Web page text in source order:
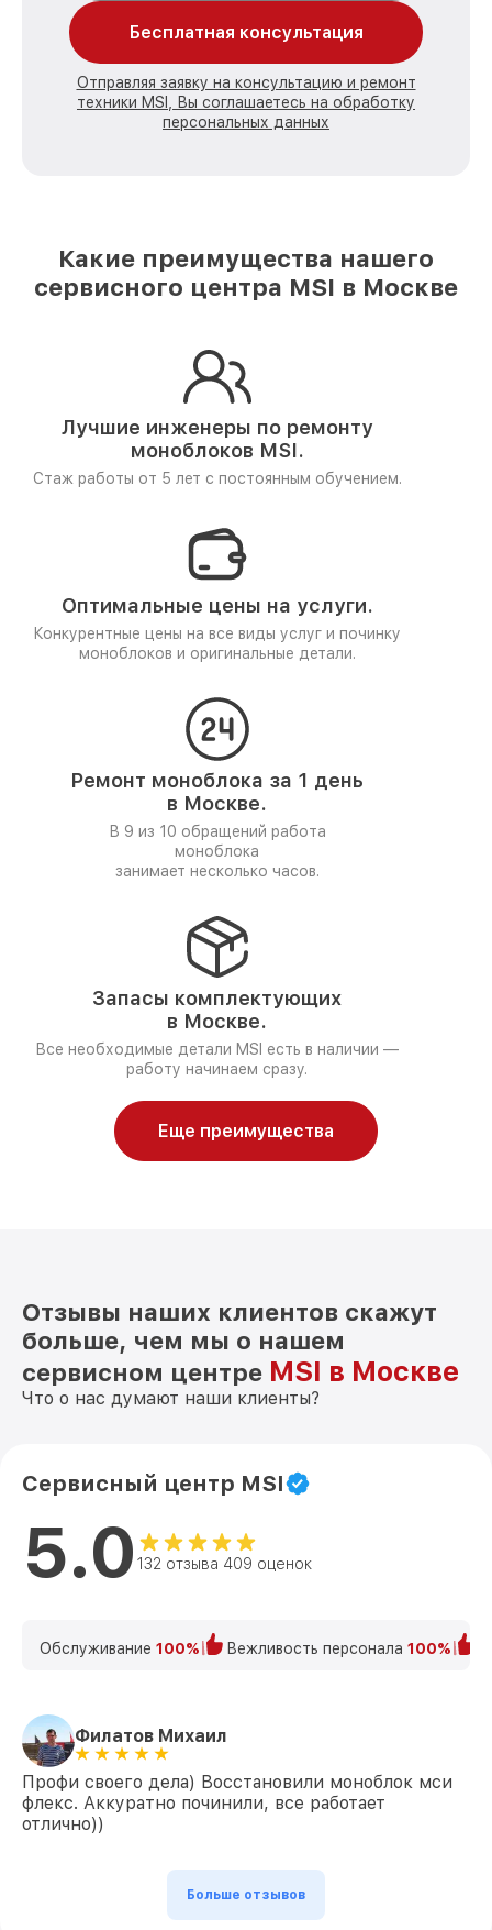
Бесплатная консультация
Отправляя заявку на консультацию и ремонт
техники MSI, Вы соглашаетесь на обработку
персональных данных
Какие преимущества нашего
сервисного центра MSI в Москве
Лучшие инженеры по ремонту
моноблоков MSI.
Стаж работы от 5 лет с постоянным обучением.
Оптимальные цены на услуги.
Конкурентные цены на все виды услуг и починку
моноблоков и оригинальные детали.
Ремонт моноблока за 1 день
в Москве.
В 9 из 10 обращений работа
моноблока
занимает несколько часов.
Запасы комплектующих
в Москве.
Все необходимые детали MSI есть в наличии —
работу начинаем сразу.
Еще преимущества
Отзывы наших клиентов скажут
больше, чем мы о нашем
сервисном центре MSI в Москве
Что о нас думают наши клиенты?
Сервисный центр MSI
5.0 132 отзыва 409 оценок
Обслуживание 100% Вежливость персонала 100%
Филатов Михаил
Профи своего дела) Восстановили моноблок мси
флекс. Аккуратно починили, все работает
отлично))
Больше отзывов